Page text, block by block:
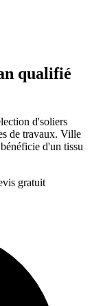
qualifié
d'soliers
de travaux. Ville
d'un tissu
gratuit